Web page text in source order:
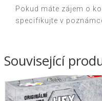
Pokud máte zájem o
specifikujte v
Související